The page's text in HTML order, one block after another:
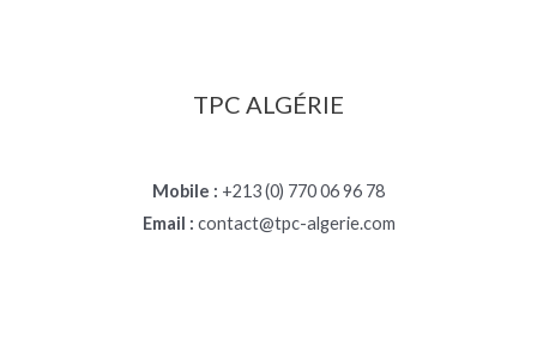
TPC ALGÉRIE
Mobile : +213 (0) 770 06 96 78
Email : contact@tpc-algerie.com